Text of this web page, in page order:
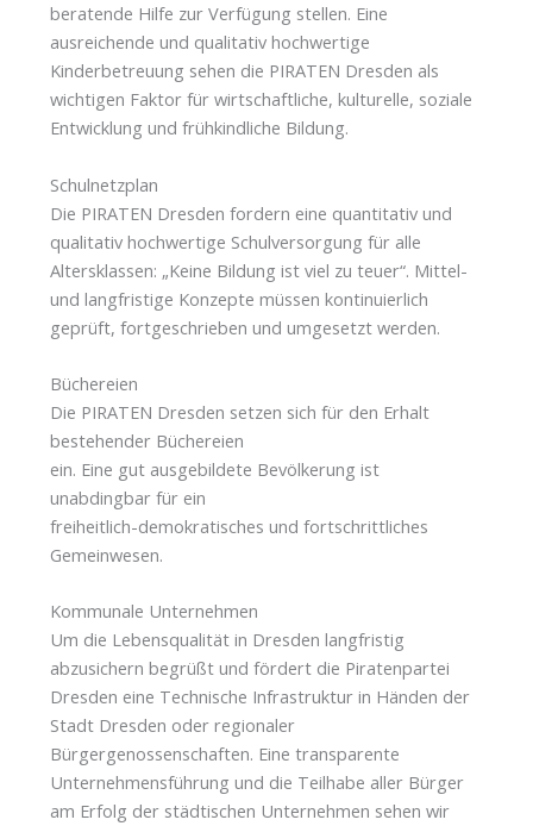
beratende Hilfe zur Verfügung stellen. Eine
ausreichende und qualitativ hochwertige
Kinderbetreuung sehen die PIRATEN Dresden als
wichtigen Faktor für wirtschaftliche, kulturelle, soziale
Entwicklung und frühkindliche Bildung.
Schulnetzplan
Die PIRATEN Dresden fordern eine quantitativ und
qualitativ hochwertige Schulversorgung für alle
Altersklassen: „Keine Bildung ist viel zu teuer“. Mittel-
und langfristige Konzepte müssen kontinuierlich
geprüft, fortgeschrieben und umgesetzt werden.
Büchereien
Die PIRATEN Dresden setzen sich für den Erhalt
bestehender Büchereien
ein. Eine gut ausgebildete Bevölkerung ist
unabdingbar für ein
freiheitlich-demokratisches und fortschrittliches
Gemeinwesen.
Kommunale Unternehmen
Um die Lebensqualität in Dresden langfristig
abzusichern begrüßt und fördert die Piratenpartei
Dresden eine Technische Infrastruktur in Händen der
Stadt Dresden oder regionaler
Bürgergenossenschaften. Eine transparente
Unternehmensführung und die Teilhabe aller Bürger
am Erfolg der städtischen Unternehmen sehen wir